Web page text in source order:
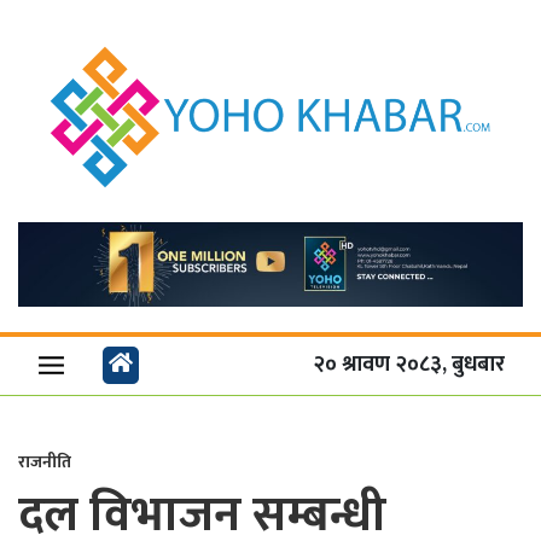
२० श्रावण २०८३, बुधबार
राजनीति
दल विभाजन सम्बन्धी